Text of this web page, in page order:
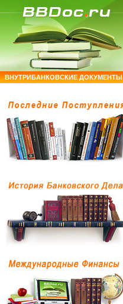
ВНУТРИБАНКОВСКИЕ ДОКУМЕНТЫ